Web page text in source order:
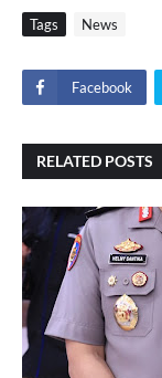
Tags News
Facebook
RELATED POSTS